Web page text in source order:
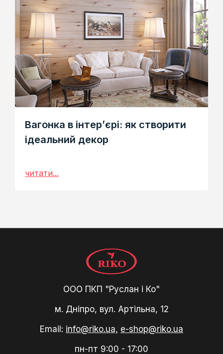
Вагонка в інтер’єрі: як створити
ідеальний декор
читати...
ООО ПКП "Руслан і Ко"
м. Дніпро, вул. Артільна, 12
Email: info@riko.ua, e-shop@riko.ua
пн-пт 9:00 - 17:00